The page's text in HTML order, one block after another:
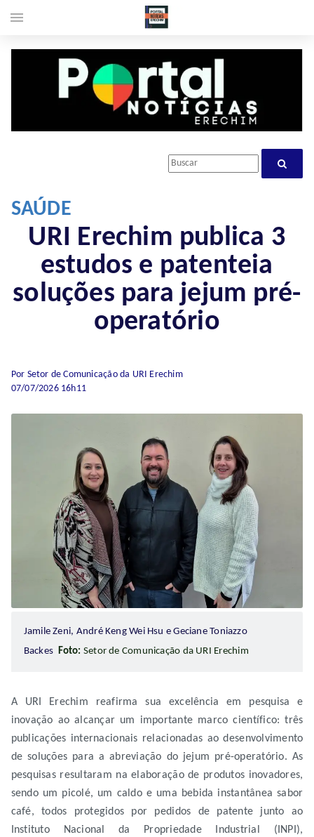
SAÚDE
URI Erechim publica 3
estudos e patenteia
soluções para jejum pré-
operatório
Por Setor de Comunicação da URI Erechim
07/07/2026 16h11
Jamile Zeni, André Keng Wei Hsu e Geciane Toniazzo
Backes Foto: Setor de Comunicação da URI Erechim
A URI Erechim reafirma sua excelência em pesquisa e
inovação ao alcançar um importante marco científico: três
publicações internacionais relacionadas ao desenvolvimento
de soluções para a abreviação do jejum pré-operatório. As
pesquisas resultaram na elaboração de produtos inovadores,
sendo um picolé, um caldo e uma bebida instantânea sabor
café, todos protegidos por pedidos de patente junto ao
Instituto Nacional da Propriedade Industrial (INPI),
menu